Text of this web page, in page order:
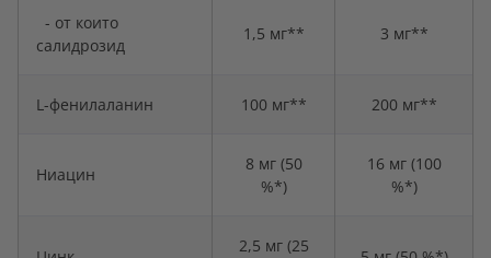
- от които
салидрозид
1,5 мг** 3 мг**
L-фенилаланин 100 мг** 200 мг**
Ниацин
8 мг (50
%*)
16 мг (100
%*)
2,5 мг (25